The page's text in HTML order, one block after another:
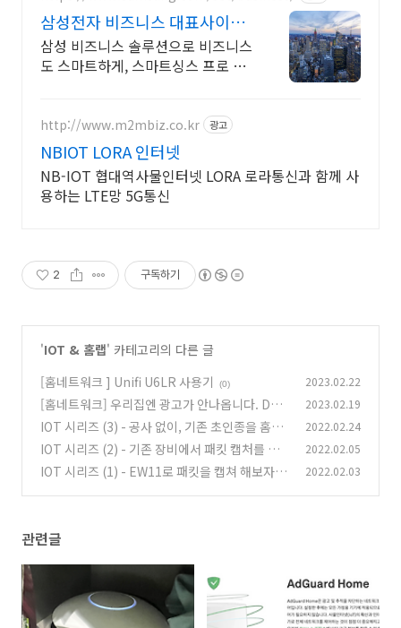
삼성전자 비즈니스 대표사이트
본사 공식 운영 견적문의
삼성 비즈니스 솔루션으로 비즈니스
도 스마트하게, 스마트싱스 프로 솔
http://www.m2mbiz.co.kr 광고
NBIOT LORA 인터넷
NB-IOT 협대역사물인터넷 LORA 로라통신과 함께 사
용하는 LTE망 5G통신
2 구독하기
'IOT & 홈랩' 카테고리의 다른 글
[홈네트워크 ] Unifi U6LR 사용기
(0) 2023.02.22
[홈네트워크] 우리집엔 광고가 안나옵니다. DNS
광고 차단기
(1)
2023.02.19
IOT 시리즈 (3) - 공사 없이, 기존 초인종을 홈킷
에 이식 해보자
(0)
2022.02.24
IOT 시리즈 (2) - 기존 장비에서 패킷 캡처를 해
보자
(0)
2022.02.05
IOT 시리즈 (1) - EW11로 패킷을 캡쳐 해보자. 2022.02.03
관련글